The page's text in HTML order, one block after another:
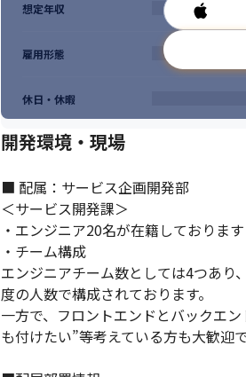
★現場発信で組織や風土を変えていくこと
・新しいことを試してみたいという声がよ
・人柄やチームの雰囲気的に質問などがし
想定年収
雇用形態
休日・休暇
開発環境・現場
■ 配属：サービス企画開発部
＜サービス開発課＞
・エンジニア20名が在籍しておりま
・チーム構成
エンジニアチーム数としては4つあり
度の人数で構成されております。
一方で、フロントエンドとバックエ
も付けたい”等考えている方も大歓迎